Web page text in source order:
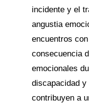
incidente y el
angustia
encuentros
consecuencia
emocionales
discapacidad
contribuyen a